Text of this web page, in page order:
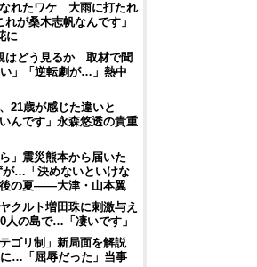
れたワケ 大雨に打たれ
が桑木志帆なんです」
に
はどう見るか 取材で聞
」「逆転劇が…」熱中
21歳が感じた違いと
んです」永森悠透の貴重
」震災熊本から届いた
…「決めないといけな
の夏――大津・山本翼
クルト増田珠に刺激与え
の島で…「凄いです」
ゴリ制」新局面を解説
…「屈辱だった」当事